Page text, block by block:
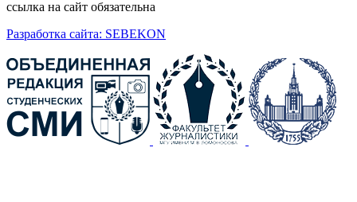
ссылка на сайт обязательна
Разработка сайта: SEBEKON